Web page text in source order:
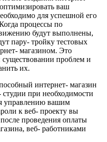
ваш
для успешной его
процессы по
будут выполнены,
пару- тройку тестовых
магазином. Это
проблем и
их.
интернет- магазин
при необходимости
управлению вашим
к веб- проекту вы
проведения оплаты
веб- работниками